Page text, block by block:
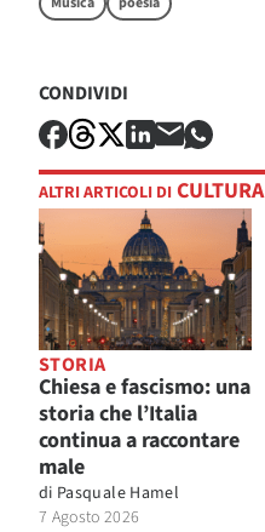
CONDIVIDI
ALTRI ARTICOLI DI CULTURA
STORIA
Chiesa e fascismo: una
storia che l’Italia
continua a raccontare
male
di Pasquale Hamel
7 Agosto 2026